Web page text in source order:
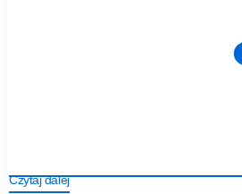
Czytaj dalej